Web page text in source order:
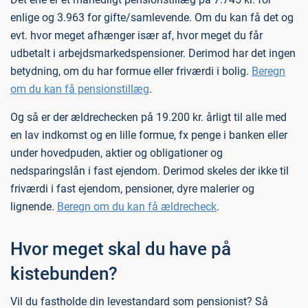
enlige og 3.963 for gifte/samlevende. Om du kan få det og
evt. hvor meget afhænger især af, hvor meget du får
udbetalt i arbejdsmarkedspensioner. Derimod har det ingen
betydning, om du har formue eller friværdi i bolig. Beregn
om du kan få pensionstillæg.
Og så er der ældrechecken på 19.200 kr. årligt til alle med
en lav indkomst og en lille formue, fx penge i banken eller
under hovedpuden, aktier og obligationer og
nedsparingslån i fast ejendom. Derimod skeles der ikke til
friværdi i fast ejendom, pensioner, dyre malerier og
lignende. Beregn om du kan få ældrecheck.
Hvor meget skal du have på
kistebunden?
Vil du fastholde din levestandard som pensionist? Så